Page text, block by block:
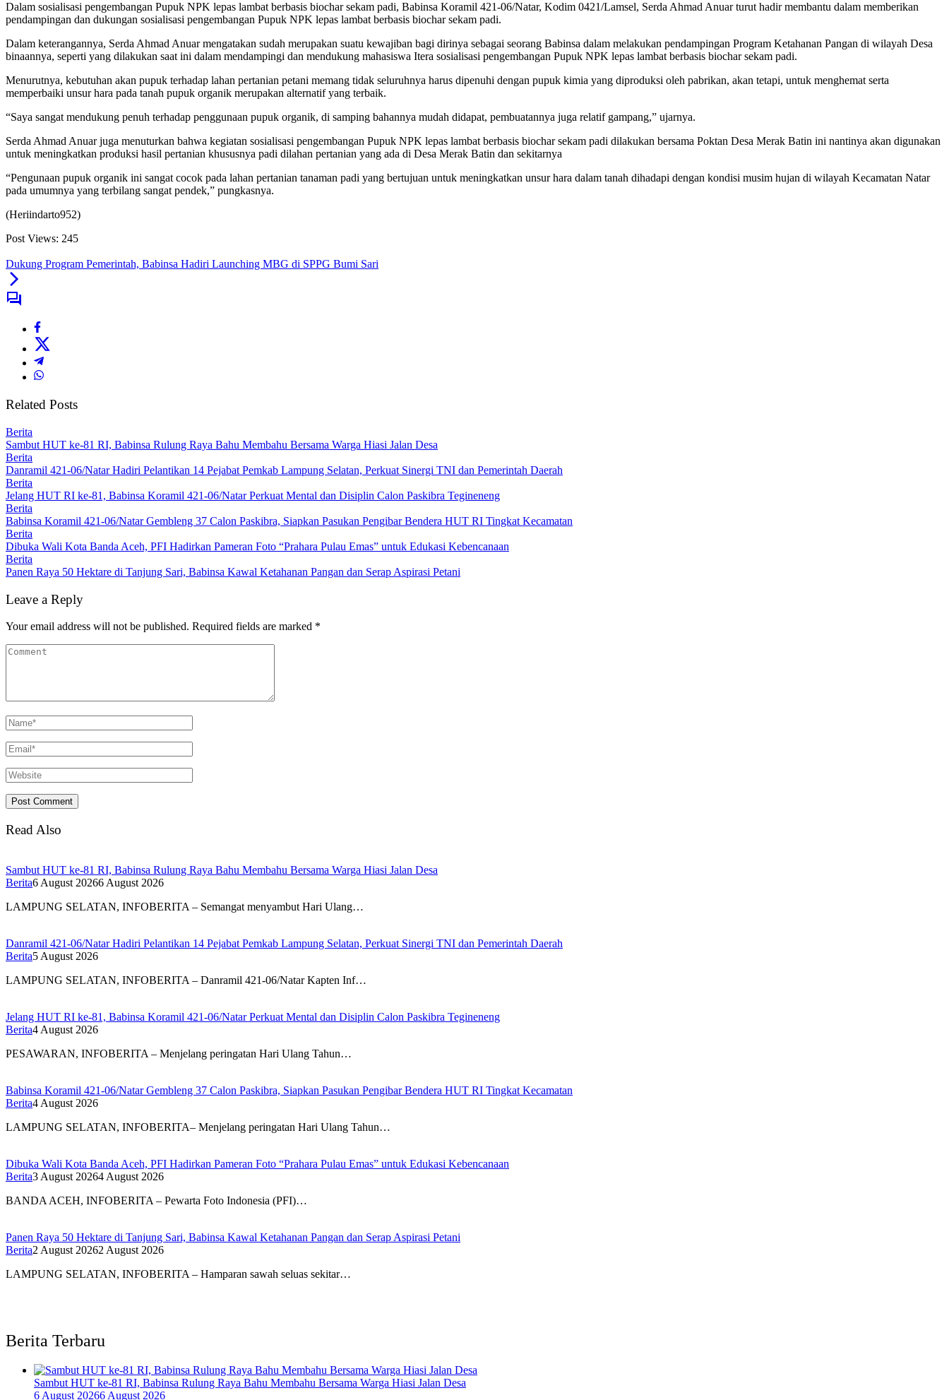
Dalam sosialisasi pengembangan Pupuk NPK lepas lambat berbasis biochar sekam padi, Babinsa Koramil 421-06/Natar, Kodim 0421/Lamsel, Serda Ahmad Anuar turut hadir membantu dalam memberikan
pendampingan dan dukungan sosialisasi pengembangan Pupuk NPK lepas lambat berbasis biochar sekam padi.
Dalam keterangannya, Serda Ahmad Anuar mengatakan sudah merupakan suatu kewajiban bagi dirinya sebagai seorang Babinsa dalam melakukan pendampingan Program Ketahanan Pangan di wilayah Desa
binaannya, seperti yang dilakukan saat ini dalam mendampingi dan mendukung mahasiswa Itera sosialisasi pengembangan Pupuk NPK lepas lambat berbasis biochar sekam padi.
Menurutnya, kebutuhan akan pupuk terhadap lahan pertanian petani memang tidak seluruhnya harus dipenuhi dengan pupuk kimia yang diproduksi oleh pabrikan, akan tetapi, untuk menghemat serta
memperbaiki unsur hara pada tanah pupuk organik merupakan alternatif yang terbaik.
“Saya sangat mendukung penuh terhadap penggunaan pupuk organik, di samping bahannya mudah didapat, pembuatannya juga relatif gampang,” ujarnya.
Serda Ahmad Anuar juga menuturkan bahwa kegiatan sosialisasi pengembangan Pupuk NPK lepas lambat berbasis biochar sekam padi dilakukan bersama Poktan Desa Merak Batin ini nantinya akan digunakan
untuk meningkatkan produksi hasil pertanian khususnya padi dilahan pertanian yang ada di Desa Merak Batin dan sekitarnya
“Pengunaan pupuk organik ini sangat cocok pada lahan pertanian tanaman padi yang bertujuan untuk meningkatkan unsur hara dalam tanah dihadapi dengan kondisi musim hujan di wilayah Kecamatan Natar
pada umumnya yang terbilang sangat pendek,” pungkasnya.
(Heriindarto952)
Post Views: 245
Dukung Program Pemerintah, Babinsa Hadiri Launching MBG di SPPG Bumi Sari
Related Posts
Berita
Sambut HUT ke-81 RI, Babinsa Rulung Raya Bahu Membahu Bersama Warga Hiasi Jalan Desa
Berita
Danramil 421-06/Natar Hadiri Pelantikan 14 Pejabat Pemkab Lampung Selatan, Perkuat Sinergi TNI dan Pemerintah Daerah
Berita
Jelang HUT RI ke-81, Babinsa Koramil 421-06/Natar Perkuat Mental dan Disiplin Calon Paskibra Tegineneng
Berita
Babinsa Koramil 421-06/Natar Gembleng 37 Calon Paskibra, Siapkan Pasukan Pengibar Bendera HUT RI Tingkat Kecamatan
Berita
Dibuka Wali Kota Banda Aceh, PFI Hadirkan Pameran Foto “Prahara Pulau Emas” untuk Edukasi Kebencanaan
Berita
Panen Raya 50 Hektare di Tanjung Sari, Babinsa Kawal Ketahanan Pangan dan Serap Aspirasi Petani
Leave a Reply
Your email address will not be published. Required fields are marked *
Read Also
Sambut HUT ke-81 RI, Babinsa Rulung Raya Bahu Membahu Bersama Warga Hiasi Jalan Desa
Berita6 August 20266 August 2026
LAMPUNG SELATAN, INFOBERITA – Semangat menyambut Hari Ulang…
Danramil 421-06/Natar Hadiri Pelantikan 14 Pejabat Pemkab Lampung Selatan, Perkuat Sinergi TNI dan Pemerintah Daerah
Berita5 August 2026
LAMPUNG SELATAN, INFOBERITA – Danramil 421-06/Natar Kapten Inf…
Jelang HUT RI ke-81, Babinsa Koramil 421-06/Natar Perkuat Mental dan Disiplin Calon Paskibra Tegineneng
Berita4 August 2026
PESAWARAN, INFOBERITA – Menjelang peringatan Hari Ulang Tahun…
Babinsa Koramil 421-06/Natar Gembleng 37 Calon Paskibra, Siapkan Pasukan Pengibar Bendera HUT RI Tingkat Kecamatan
Berita4 August 2026
LAMPUNG SELATAN, INFOBERITA– Menjelang peringatan Hari Ulang Tahun…
Dibuka Wali Kota Banda Aceh, PFI Hadirkan Pameran Foto “Prahara Pulau Emas” untuk Edukasi Kebencanaan
Berita3 August 20264 August 2026
BANDA ACEH, INFOBERITA – Pewarta Foto Indonesia (PFI)…
Panen Raya 50 Hektare di Tanjung Sari, Babinsa Kawal Ketahanan Pangan dan Serap Aspirasi Petani
Berita2 August 20262 August 2026
LAMPUNG SELATAN, INFOBERITA – Hamparan sawah seluas sekitar…
Berita Terbaru
Sambut HUT ke-81 RI, Babinsa Rulung Raya Bahu Membahu Bersama Warga Hiasi Jalan Desa
6 August 20266 August 2026